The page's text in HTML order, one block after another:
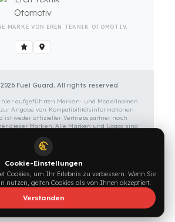
2026 Fuel Guard. All rights reserved
Die hier aufgeführten Marken- und Modellnamen
zur Angabe von Kompatibilitätsinformationen
ist weder offizieller Vertriebspartner noch
dieser Marken. Alle Marken und Logos sind
Marken ihrer jeweiligen Eigentümer.
Sitemap
Cookie-Einstellungen